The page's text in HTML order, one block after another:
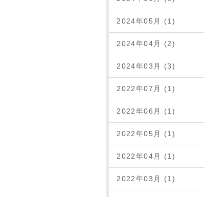
2024年05月 (1)
2024年04月 (2)
2024年03月 (3)
2022年07月 (1)
2022年06月 (1)
2022年05月 (1)
2022年04月 (1)
2022年03月 (1)